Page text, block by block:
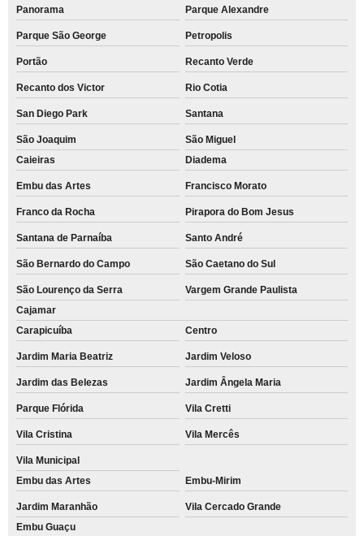
Panorama Parque Alexandre
Parque São George Petropolis
Portão Recanto Verde
Recanto dos Victor Rio Cotia
San Diego Park Santana
São Joaquim
São Miguel
Caieiras
Diadema
Embu das Artes Francisco Morato
Franco da Rocha Pirapora do Bom Jesus
Santana de Parnaíba Santo André
São Bernardo do Campo São Caetano do Sul
São Lourenço da Serra
Vargem Grande Paulista
Cajamar
Carapicuíba
Centro
Jardim Maria Beatriz Jardim Veloso
Jardim das Belezas Jardim Ângela Maria
Parque Flórida Vila Cretti
Vila Cristina Vila Mercês
Vila Municipal
Embu das Artes
Embu-Mirim
Jardim Maranhão
Vila Cercado Grande
Embu Guaçu